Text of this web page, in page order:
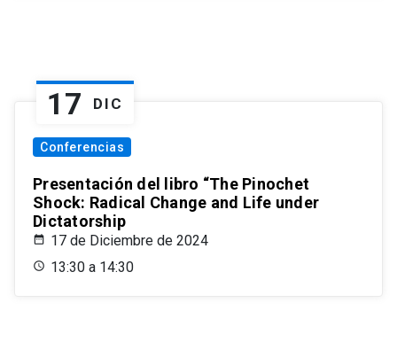
17 DIC
Conferencias
Presentación del libro “The Pinochet
Shock: Radical Change and Life under
Dictatorship
17 de Diciembre de 2024
13:30 a 14:30